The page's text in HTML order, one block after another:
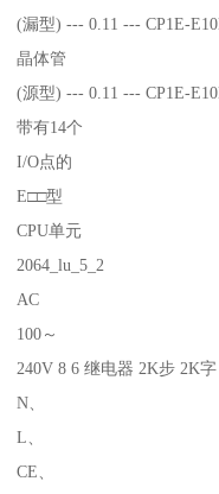
(漏型) --- 0.11 --- CP1E-
晶体管
(源型) --- 0.11 --- CP1E-
带有14个
I/O点的
E□□型
CPU单元
2064_lu_5_2
AC
100～
240V 8 6 继电器 2K步 2K
N、
L、
CE、